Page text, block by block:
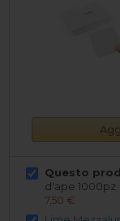
Questo
d'ape 1000pz
7,50 €